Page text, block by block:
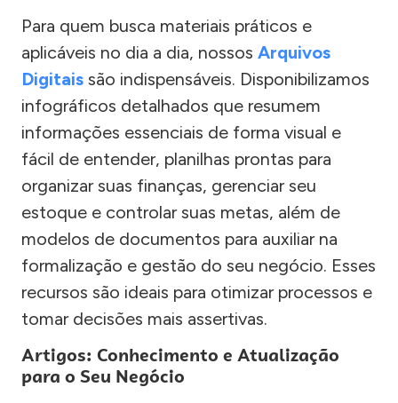
Para quem busca materiais práticos e
aplicáveis no dia a dia, nossos Arquivos
Digitais são indispensáveis. Disponibilizamos
infográficos detalhados que resumem
informações essenciais de forma visual e
fácil de entender, planilhas prontas para
organizar suas finanças, gerenciar seu
estoque e controlar suas metas, além de
modelos de documentos para auxiliar na
formalização e gestão do seu negócio. Esses
recursos são ideais para otimizar processos e
tomar decisões mais assertivas.
Artigos: Conhecimento e Atualização
para o Seu Negócio